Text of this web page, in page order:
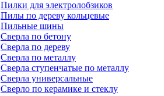
Пилки для электролобзиков
Пилы по дереву кольцевые
Пильные шины
Сверла по бетону
Сверла по дереву
Сверла по металлу
Сверла ступенчатые по металлу
Сверла универсальные
Сверло по керамике и стеклу